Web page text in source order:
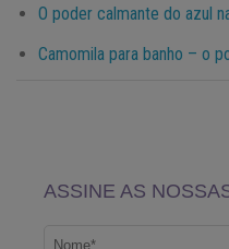
O poder calmante do azul
Camomila para banho – o